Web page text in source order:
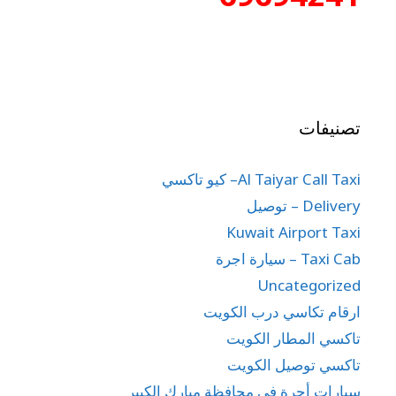
تصنيفات
Al Taiyar Call Taxi– كيو تاكسي
Delivery – توصيل
Kuwait Airport Taxi
Taxi Cab – سيارة اجرة
Uncategorized
ارقام تكاسي درب الكويت
تاكسي المطار الكويت
تاكسي توصيل الكويت
سيارات أجرة في محافظة مبارك الكبير